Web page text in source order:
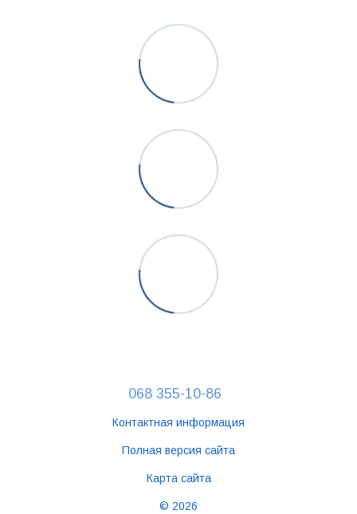
068 355-10-86
Контактная информация
Полная версия сайта
Карта сайта
© 2026